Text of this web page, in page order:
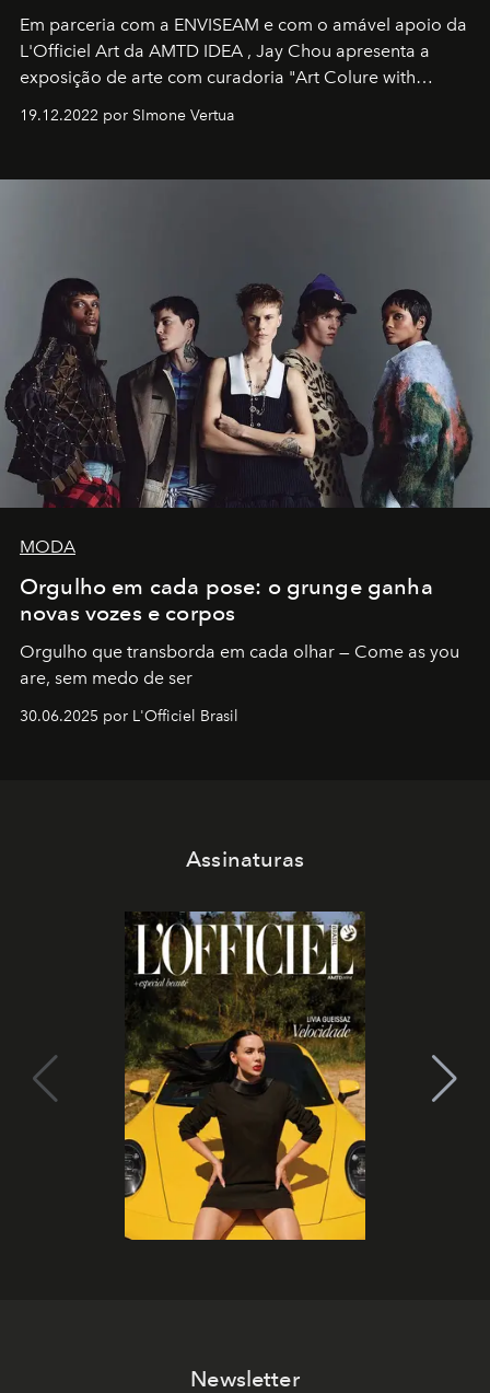
Em parceria com a ENVISEAM e com o amável apoio da
L'Officiel Art da AMTD IDEA , Jay Chou apresenta a
exposição de arte com curadoria "Art Colure with
19.12.2022 por SImone Vertua
MODA
Orgulho em cada pose: o grunge ganha
novas vozes e corpos
Orgulho que transborda em cada olhar — Come as you
are, sem medo de ser
30.06.2025 por L'Officiel Brasil
Assinaturas
Newsletter